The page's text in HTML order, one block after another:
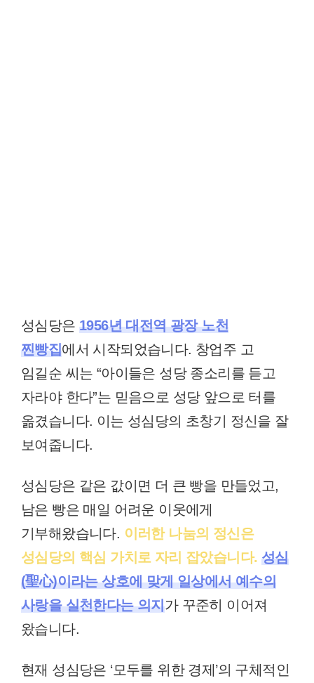
성심당은 1956년 대전역 광장 노천
찐빵집에서 시작되었습니다. 창업주 고
임길순 씨는 “아이들은 성당 종소리를 듣고
자라야 한다”는 믿음으로 성당 앞으로 터를
옮겼습니다. 이는 성심당의 초창기 정신을 잘
보여줍니다.
성심당은 같은 값이면 더 큰 빵을 만들었고,
남은 빵은 매일 어려운 이웃에게
기부해왔습니다. 이러한 나눔의 정신은
성심당의 핵심 가치로 자리 잡았습니다. 성심
(聖心)이라는 상호에 맞게 일상에서 예수의
사랑을 실천한다는 의지가 꾸준히 이어져
왔습니다.
현재 성심당은 ‘모두를 위한 경제’의 구체적인